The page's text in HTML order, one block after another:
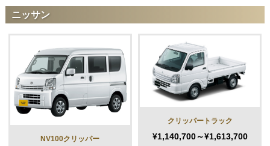
ニッサン
NV100クリッパー
クリッパートラック
¥1,140,700～¥1,613,700